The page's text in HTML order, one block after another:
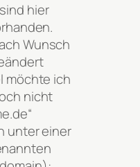
hier
Wunsch
möchte ich
nicht
unter einer